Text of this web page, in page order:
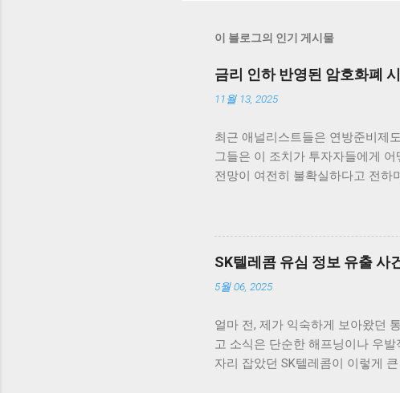
이 블로그의 인기 게시물
금리 인하 반영된 암호화폐
11월 13, 2025
최근 애널리스트들은 연방준비제
그들은 이 조치가 투자자들에게
전망이 여전히 불확실하다고 전하
했습니다. 이러한 상승세는 애널
비트코인을 살펴보면, 단기적인
코인은 약 5% 이상 상승하면서
라 빠르게 반응하는 것은 상당히
다른 암호화폐들도 비슷한 패턴을
히 존재하기 때문입니다. 시장 트
데, 여러 요소가 시장의 향방을 결
높이는 계기로 작용하고 있습니다
SK텔레콤 유심 정보 유출 사
5월 06, 2025
얼마 전, 제가 익숙하게 보아왔던
고 소식은 단순한 해프닝이나 우
자리 잡았던 SK텔레콤이 이렇게